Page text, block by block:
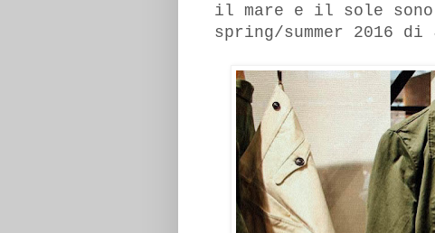
il mare e il sole
spring/summer 2016 di